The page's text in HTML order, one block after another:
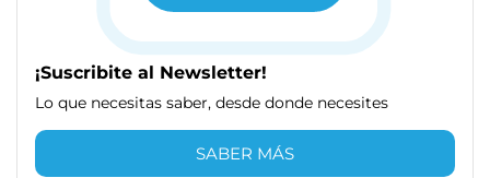
¡Suscribite al Newsletter!
Lo que necesitas saber, desde donde necesites
SABER MÁS